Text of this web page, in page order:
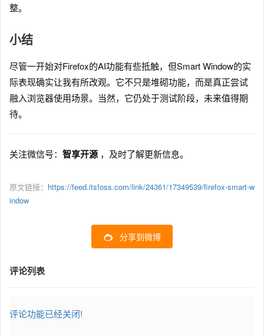
整。
小结
尽管一开始对Firefox的AI功能有些抵触，但Smart Window的实
际表现确实让我有所改观。它不只是堆砌功能，而是真正尝试
融入浏览器使用场景。当然，它仍处于测试阶段，未来值得期
待。
关注微信号： 智享开源 ，及时了解更新信息。
原文链接： https://feed.itsfoss.com/link/24361/17349539/firefox-smart-w
indow
分享到微博
评论列表
评论功能已经关闭!